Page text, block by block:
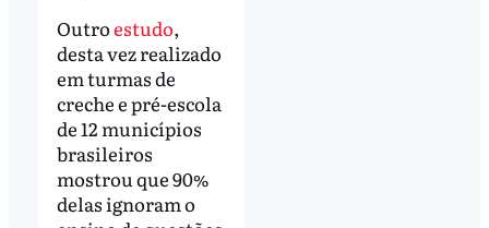
Outroestudo,
desta vez realizado
em turmas de
creche e pré-escola
de 12 municípios
brasileiros
mostrou que 90%
delas ignoram o